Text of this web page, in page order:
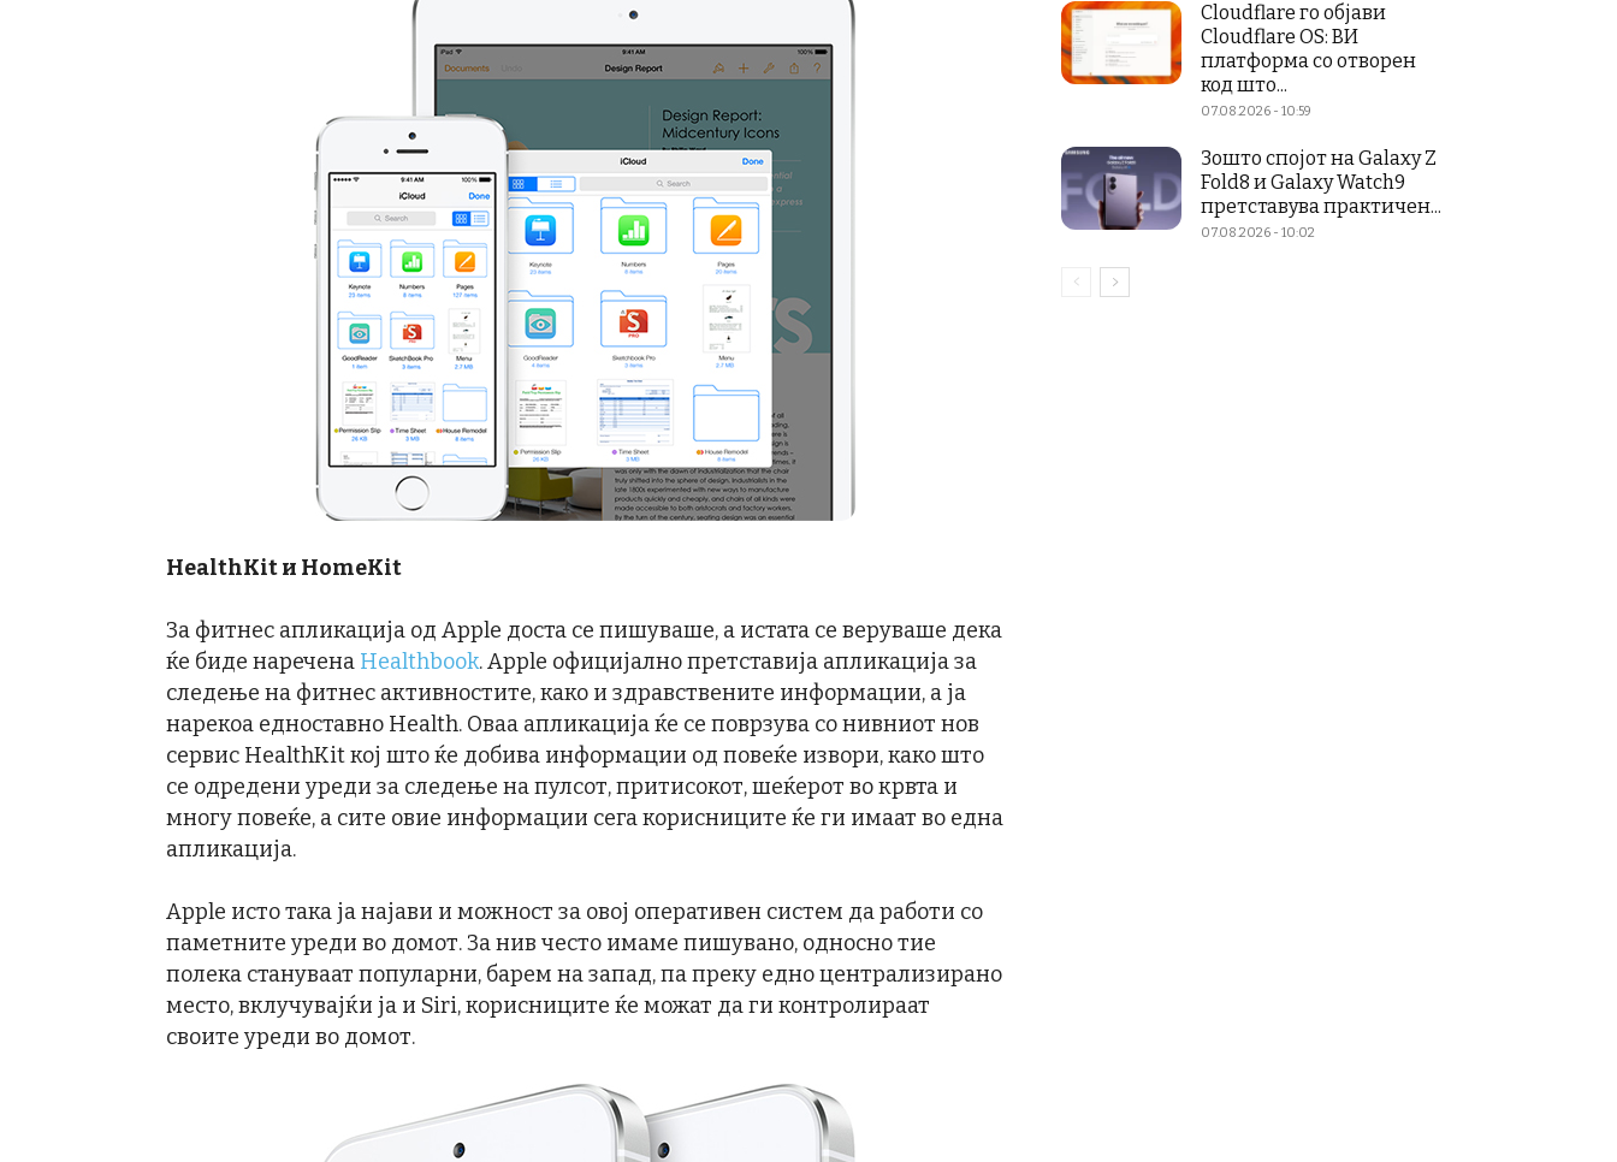
HealthKit и HomeKit
За фитнес апликација од Apple доста се пишуваше, а истата се веруваше дека
ќе биде наречена Healthbook. Apple официјално претставија апликација за
следење на фитнес активностите, како и здравствените информации, а ја
нарекоа едноставно Health. Оваа апликација ќе се поврзува со нивниот нов
сервис HealthKit кој што ќе добива информации од повеќе извори, како што
се одредени уреди за следење на пулсот, притисокот, шеќерот во крвта и
многу повеќе, а сите овие информации сега корисниците ќе ги имаат во една
апликација.
Apple исто така ја најави и можност за овој оперативен систем да работи со
паметните уреди во домот. За нив често имаме пишувано, односно тие
полека стануваат популарни, барем на запад, па преку едно централизирано
место, вклучувајќи ја и Siri, корисниците ќе можат да ги контролираат
своите уреди во домот.
Cloudflare го објави
Cloudflare OS: ВИ
платформа со отворен
код што...
07.08.2026 - 10:59
Зошто спојот на Galaxy Z
Fold8 и Galaxy Watch9
претставува практичен...
07.08.2026 - 10:02